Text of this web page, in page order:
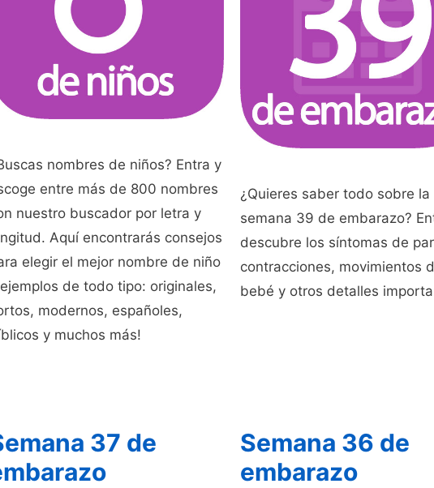
nombres de niños? Entra y
entre más de 800 nombres
nuestro buscador por letra y
Aquí encontrarás consejos
elegir el mejor nombre de niño
de todo tipo: originales,
modernos, españoles,
y muchos más!
¿Quieres saber todo sobre la
semana 39 de embarazo?
descubre los síntomas de
contracciones, movimientos
bebé y otros detalles
37 de
Semana 36 de
embarazo